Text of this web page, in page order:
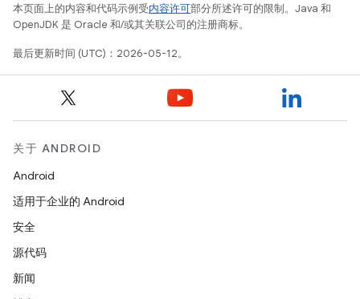
本页面上的内容和代码示例受内容许可部分所述许可的限制。Java 和
OpenJDK 是 Oracle 和/或其关联公司的注册商标。
最后更新时间 (UTC)：2026-05-12。
关于 ANDROID
Android
适用于企业的 Android
安全
源代码
新闻